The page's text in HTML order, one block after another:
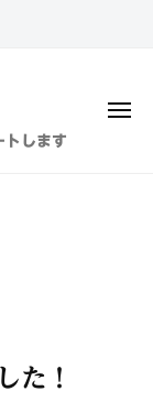
トします
メ
た！